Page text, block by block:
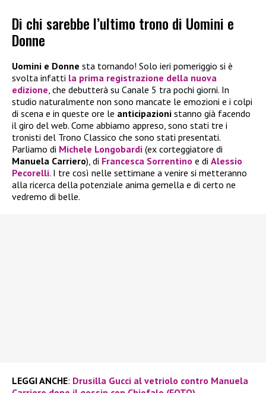
Di chi sarebbe l’ultimo trono di Uomini e
Donne
Uomini e Donne sta tornando! Solo ieri pomeriggio si è
svolta infatti la prima registrazione della nuova
edizione, che debutterà su Canale 5 tra pochi giorni. In
studio naturalmente non sono mancate le emozioni e i colpi
di scena e in queste ore le anticipazioni stanno già facendo
il giro del web. Come abbiamo appreso, sono stati tre i
tronisti del Trono Classico che sono stati presentati.
Parliamo di Michele Longobardi (ex corteggiatore di
Manuela Carriero), di Francesca Sorrentino e di Alessio
Pecorelli. I tre così nelle settimane a venire si metteranno
alla ricerca della potenziale anima gemella e di certo ne
vedremo di belle.
LEGGI ANCHE: Drusilla Gucci al vetriolo contro Manuela